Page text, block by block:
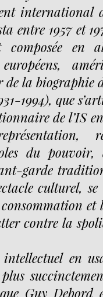
international
entre 1957 et
en
la biographie
1994), que
de l’IS
du
garde
culturel,
consommation
contre la
en
Guy Debord